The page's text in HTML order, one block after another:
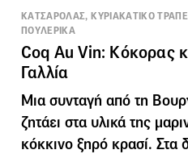
ΚΑΤΣΑΡΟΛΑΣ, ΚΥΡΙΑΚΑΤΙΚΟ
ΠΟΥΛΕΡΙΚΑ
Coq Au Vin: Κόκορας
Γαλλία
Μια συνταγή από τη
ζητάει στα υλικά της
κόκκινο ξηρό κρασί. Στα